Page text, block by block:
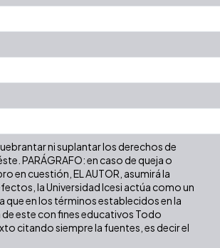
ni suplantar los derechos de
PARÁGRAFO: en caso de queja o
en cuestión, EL AUTOR, asumirá la
la Universidad Icesi actúa como un
que en los términos establecidos en la
de este con fines educativos Todo
citando siempre la fuentes, es decir el